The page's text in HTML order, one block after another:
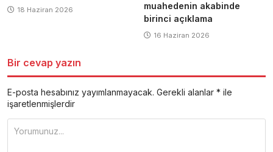
18 Haziran 2026
muahedenin akabinde
birinci açıklama
16 Haziran 2026
Bir cevap yazın
E-posta hesabınız yayımlanmayacak. Gerekli alanlar * ile
işaretlenmişlerdir